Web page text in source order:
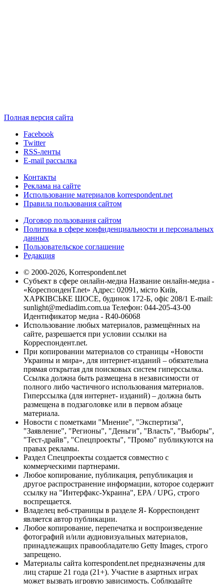
Полная версия сайта
Facebook
Twitter
RSS-ленты
E-mail рассылка
Контакты
Реклама на сайте
Использование материалов korrespondent.net
Правила пользования сайтом
Договор пользования сайтом
Политика в сфере конфиденциальности и персональных
данных
Пользовательское соглашение
Редакция
© 2000-2026, Korrespondent.net
Субъект в сфере онлайн-медиа Название онлайн-медиа -
«КореспонденТ.net» Адрес: 02091, місто Київ,
ХАРКІВСЬКЕ ШОСЕ, будинок 172-Б, офіс 208/1 E-mail:
sunlight@mediadim.com.ua Телефон: 044-205-43-00
Идентификатор медиа - R40-06068
Использование любых материалов, размещённых на
сайте, разрешается при условии ссылки на
Корреспондент.net.
При копировании материалов со страницы «Новости
Украины и мира», для интернет-изданий – обязательна
прямая открытая для поисковых систем гиперссылка.
Ссылка должна быть размещена в независимости от
полного либо частичного использования материалов.
Гиперссылка (для интернет- изданий) – должна быть
размещена в подзаголовке или в первом абзаце
материала.
Новости с пометками "Мнение", "Экспертиза",
"Заявление", "Регионы", "Деньги", "Власть", "Выборы",
"Тест-драйв", "Спецпроекты", "Промо" публикуются на
правах рекламы.
Раздел Спецпроекты создается совместно с
коммерческими партнерами.
Любое копирование, публикация, републикация и
другое распространение информации, которое содержит
ссылку на "Интерфакс-Украина", EPA / UPG, строго
воспрещается.
Владелец веб-страницы в разделе Я- Корреспондент
является автор публикации.
Любое копирование, перепечатка и воспроизведение
фотографий и/или аудиовизуальных материалов,
принадлежащих правообладателю Getty Images, строго
запрещено.
Материалы сайта korrespondent.net предназначены для
лиц старше 21 года (21+). Участие в азартных играх
может вызвать игровую зависимость. Соблюдайте